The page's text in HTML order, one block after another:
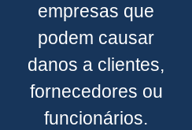
empresas que
podem causar
danos a clientes,
fornecedores ou
funcionários.